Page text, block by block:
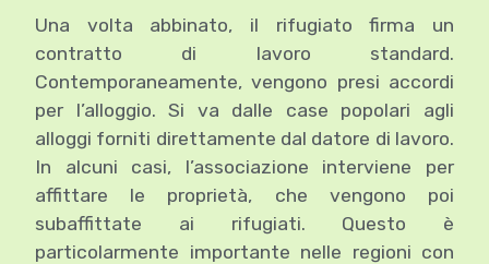
Una volta abbinato, il rifugiato firma un
contratto di lavoro standard.
Contemporaneamente, vengono presi accordi
per l’alloggio. Si va dalle case popolari agli
alloggi forniti direttamente dal datore di lavoro.
In alcuni casi, l’associazione interviene per
affittare le proprietà, che vengono poi
subaffittate ai rifugiati. Questo è
particolarmente importante nelle regioni con